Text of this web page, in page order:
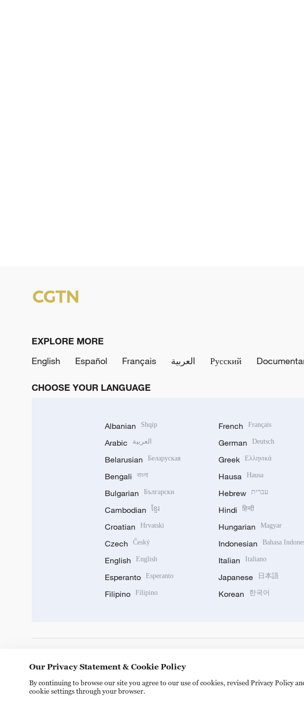
EXPLORE MORE
English
Español Français العربية Русский
CHOOSE YOUR LANGUAGE
Albanian Shqip
Arabic العربية
Belarusian Беларуская
Bengali বাংলা
Bulgarian Български
Cambodian ខ្មែរ
Croatian Hrvatski
Czech Český
English English
Esperanto Esperanto
Filipino Filipino
French Français
German Deutsch
Greek Ελληνικά
Hausa Hausa
Hebrew עברית
Hindi हिन्दी
Hungarian Magyar
Indonesian Bahasa
Italian Italiano
Japanese 日本語
Korean 한국어
Our Privacy Statement & Cookie Policy
By continuing to browse our site you agree to our use of cookies, revised Privacy Policy
cookie settings through your browser.